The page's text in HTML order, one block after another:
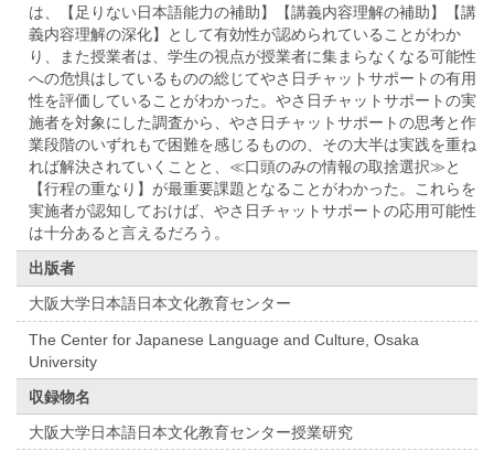
は、【足りない日本語能力の補助】【講義内容理解の補助】【講
義内容理解の深化】として有効性が認められていることがわか
り、また授業者は、学生の視点が授業者に集まらなくなる可能性
への危惧はしているものの総じてやさ日チャットサポートの有用
性を評価していることがわかった。やさ日チャットサポートの実
施者を対象にした調査から、やさ日チャットサポートの思考と作
業段階のいずれもで困難を感じるものの、その大半は実践を重ね
れば解決されていくことと、≪口頭のみの情報の取捨選択≫と
【行程の重なり】が最重要課題となることがわかった。これらを
実施者が認知しておけば、やさ日チャットサポートの応用可能性
は十分あると言えるだろう。
出版者
大阪大学日本語日本文化教育センター
The Center for Japanese Language and Culture, Osaka
University
収録物名
大阪大学日本語日本文化教育センター授業研究